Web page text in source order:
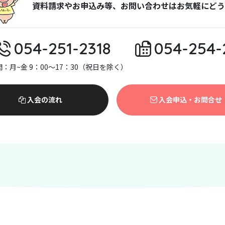
資料請求やお申込み等、お問い合わせはお気軽にど
054-251-2318
月~金 9：00～17：30（祝日を除く）
054-254-
入会の流れ 入会申込・お問合せ